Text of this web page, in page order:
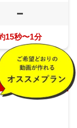
15秒〜1分